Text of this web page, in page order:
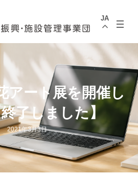
JA
アート展を開催し
了しました】
2021年3月3日